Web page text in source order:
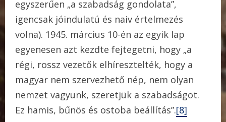
egyszerűen „a szabadság gondolata”,
igencsak jóindulatú és naiv értelmezés
volna). 1945. március 10-én az egyik lap
egyenesen azt kezdte fejtegetni, hogy „a
régi, rossz vezetők elhíresztelték, hogy a
magyar nem szervezhető nép, nem olyan
nemzet vagyunk, szeretjük a szabadságot.
Ez hamis, bűnös és ostoba beállítás”.[8]